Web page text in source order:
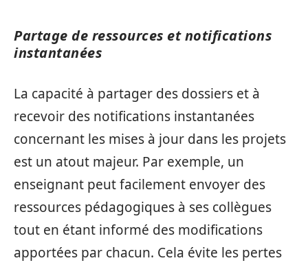
Partage de ressources et notifications
instantanées
La capacité à partager des dossiers et à
recevoir des notifications instantanées
concernant les mises à jour dans les projets
est un atout majeur. Par exemple, un
enseignant peut facilement envoyer des
ressources pédagogiques à ses collègues
tout en étant informé des modifications
apportées par chacun. Cela évite les pertes